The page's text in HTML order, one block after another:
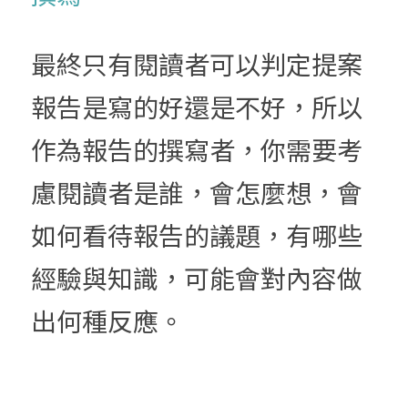
最終只有閱讀者可以判定提案
報告是寫的好還是不好，所以
作為報告的撰寫者，你需要考
慮閱讀者是誰，會怎麼想，會
如何看待報告的議題，有哪些
經驗與知識，可能會對內容做
出何種反應。